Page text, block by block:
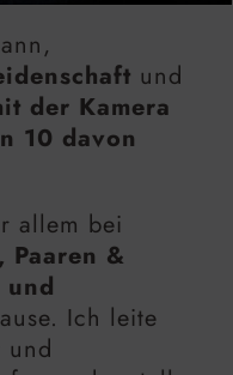
und
der Kamera
10 davon
allem bei
Paaren &
und
Ich leite
und